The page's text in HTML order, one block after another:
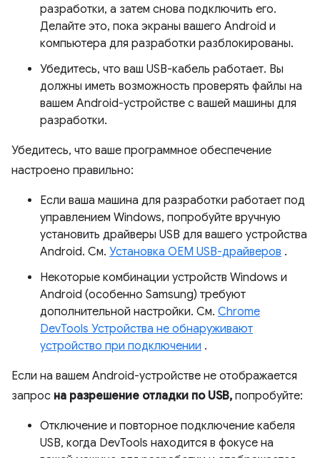
разработки, а затем снова подключить его.
Делайте это, пока экраны вашего Android и
компьютера для разработки разблокированы.
Убедитесь, что ваш USB-кабель работает. Вы
должны иметь возможность проверять файлы на
вашем Android-устройстве с вашей машины для
разработки.
Убедитесь, что ваше программное обеспечение
настроено правильно:
Если ваша машина для разработки работает под
управлением Windows, попробуйте вручную
установить драйверы USB для вашего устройства
Android. См. Установка OEM USB-драйверов .
Некоторые комбинации устройств Windows и
Android (особенно Samsung) требуют
дополнительной настройки. См. Chrome
DevTools Устройства не обнаруживают
устройство при подключении .
Если на вашем Android-устройстве не отображается
запрос на разрешение отладки по USB, попробуйте:
Отключение и повторное подключение кабеля
USB, когда DevTools находится в фокусе на